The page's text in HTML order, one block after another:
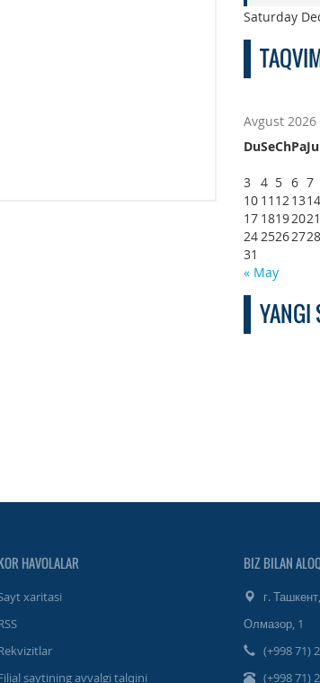
Saturday
Avgust 2026
DuSeChPaJu
3
4 5 6 7
10 11 121314
17 18192021
2425262728
31
« May
YANGI
HAVOLALAR
xaritasi
saytining avvalgi talqini
BIZ BILAN
г.
Олмазор, 1
(+998 71)
(+998 71)